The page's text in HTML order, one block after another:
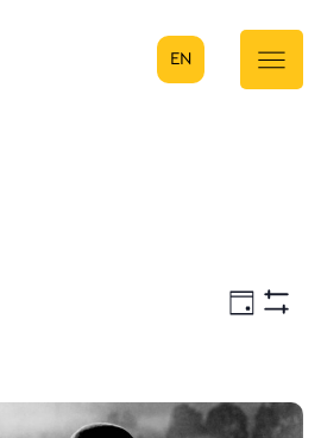
EN
Ημέρα